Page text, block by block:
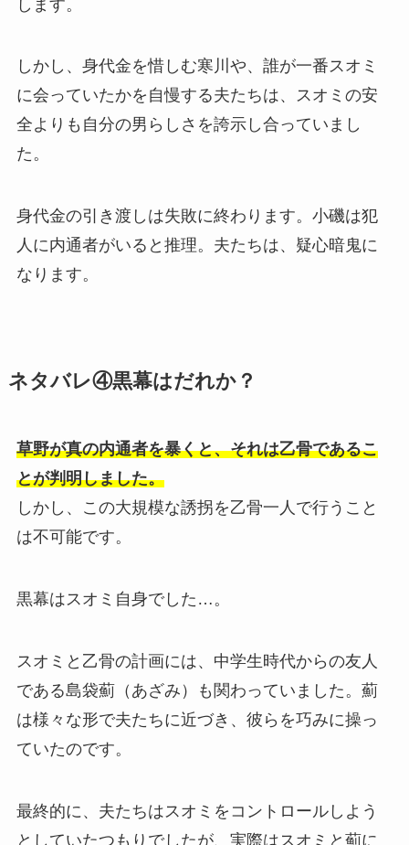
します。
しかし、身代金を惜しむ寒川や、誰が一番スオミ
に会っていたかを自慢する夫たちは、スオミの安
全よりも自分の男らしさを誇示し合っていまし
た。
身代金の引き渡しは失敗に終わります。小磯は犯
人に内通者がいると推理。夫たちは、疑心暗鬼に
なります。
ネタバレ④黒幕はだれか？
草野が真の内通者を暴くと、それは乙骨であるこ
とが判明しました。
しかし、この大規模な誘拐を乙骨一人で行うこと
は不可能です。
黒幕はスオミ自身でした…。
スオミと乙骨の計画には、中学生時代からの友人
である島袋薊（あざみ）も関わっていました。薊
は様々な形で夫たちに近づき、彼らを巧みに操っ
ていたのです。
最終的に、夫たちはスオミをコントロールしよう
としていたつもりでしたが、実際はスオミと薊に